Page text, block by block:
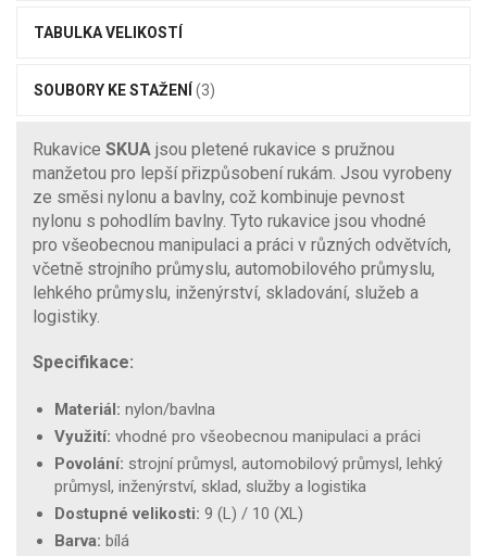
TABULKA VELIKOSTÍ
SOUBORY KE STAŽENÍ (3)
Rukavice SKUA jsou pletené rukavice s pružnou
manžetou pro lepší přizpůsobení rukám. Jsou vyrobeny
ze směsi nylonu a bavlny, což kombinuje pevnost
nylonu s pohodlím bavlny. Tyto rukavice jsou vhodné
pro všeobecnou manipulaci a práci v různých odvětvích,
včetně strojního průmyslu, automobilového průmyslu,
lehkého průmyslu, inženýrství, skladování, služeb a
logistiky.
Specifikace:
Materiál: nylon/bavlna
Využití: vhodné pro všeobecnou manipulaci a práci
Povolání: strojní průmysl, automobilový průmysl, lehký
průmysl, inženýrství, sklad, služby a logistika
Dostupné velikosti: 9 (L) / 10 (XL)
Barva: bílá